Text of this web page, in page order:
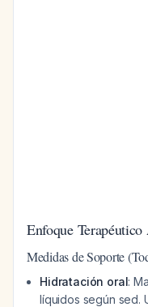
Enfoque
Medidas de Soporte
Hidratación oral:
líquidos según sed.